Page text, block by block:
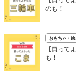
のも！
おもちゃ・絵
【買って
も！